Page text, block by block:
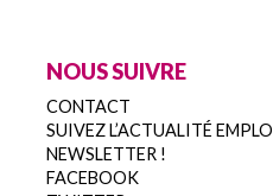
NOUS SUIVRE
CONTACT
SUIVEZ L’ACTUALITÉ
NEWSLETTER !
FACEBOOK